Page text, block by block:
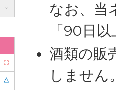
×
〇
△
なお、当
「90日
酒類の販
しません